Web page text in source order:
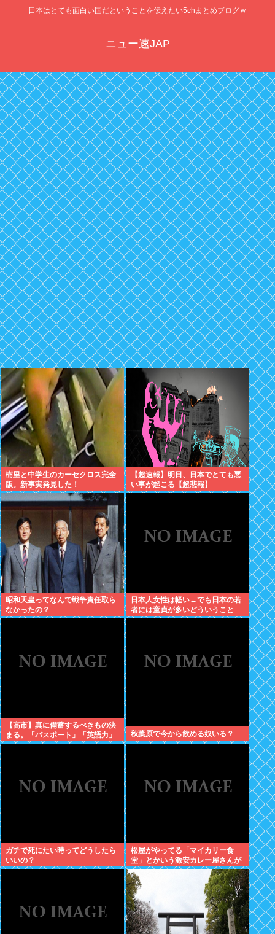
日本はとても面白い国だということを伝えたい5chまとめブログｗ
ニュー速JAP
樹里と中学生のカーセクロス完全
版。新事実発見した！
【超速報】明日、日本でとても悪
い事が起こる【超悲報】
昭和天皇ってなんで戦争責任取ら
なかったの？
日本人女性は軽い←でも日本の若
者には童貞が多いどういうこと
や？
【高市】真に備蓄するべきもの決
まる。「パスポート」「英語力」
「海外からアクセスして日本円を
秋葉原で今から飲める奴いる？
ガチで死にたい時ってどうしたら
いいの？
松屋がやってる「マイカリー食
堂」とかいう激安カレー屋さんが
こちらwww